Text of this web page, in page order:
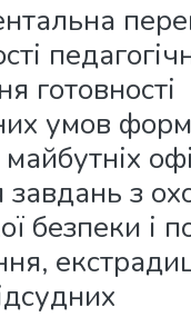
готовності
умов
майбутніх
завдань з
безпеки і